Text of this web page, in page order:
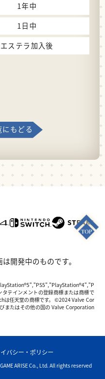
1年中
1日中
エステラ加入後
もどる
開発中のものです。
テインメントの登録商標または商標で
任天堂の商標です。 ©2024 Valve Cor
またはその他の国の Valve Corporation
バシー・ポリシー
ARISE Co., Ltd. All rights reserved